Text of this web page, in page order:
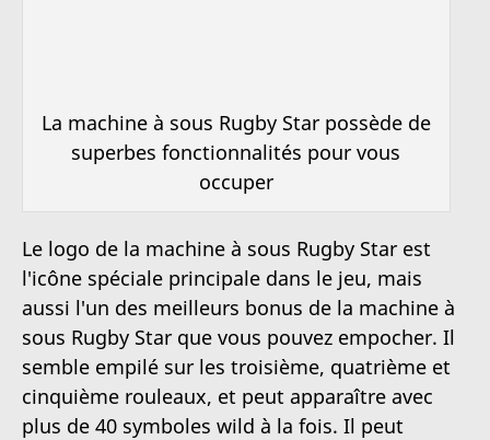
La machine à sous Rugby Star possède de
superbes fonctionnalités pour vous
occuper
Le logo de la machine à sous Rugby Star est
l'icône spéciale principale dans le jeu, mais
aussi l'un des meilleurs bonus de la machine à
sous Rugby Star que vous pouvez empocher. Il
semble empilé sur les troisième, quatrième et
cinquième rouleaux, et peut apparaître avec
plus de 40 symboles wild à la fois. Il peut